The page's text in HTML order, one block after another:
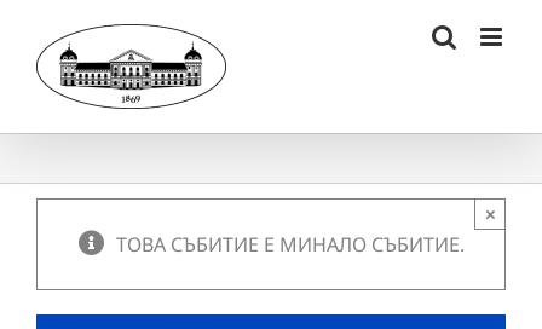
content
ТОВА СЪБИТИЕ Е МИНАЛО СЪБИТИЕ.
×